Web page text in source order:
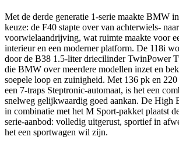
Met de derde generatie 1-serie maakte BMW
keuze: de F40 stapte over van achterwiels- naar
voorwielaandrijving, wat ruimte maakte voor
interieur en een moderner platform. De 118i
door de B38 1.5-liter driecilinder TwinPower
die BMW over meerdere modellen inzet en
soepele loop en zuinigheid. Met 136 pk en
een 7-traps Steptronic-automaat, is het een
snelweg gelijkwaardig goed aankan. De High
in combinatie met het M Sport-pakket plaatst
serie-aanbod: volledig uitgerust, sportief in
het een sportwagen wil zijn.